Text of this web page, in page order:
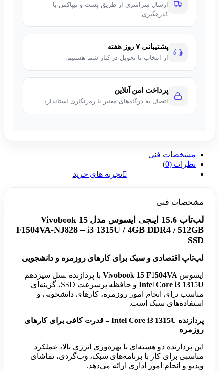
ارسال سراسری از طریق پست و تیپاکس با
کدرهگیری.
پشتیبانی ۷ روز هفته
از انتخاب تا تحویل در کنار شما هستیم.
پرداخت امن آنلاین
اتصال به درگاه‌های معتبر با رمزنگاری استاندارد.
مشخصات فنی
نظرات (0)
تجربه های خرید
مشخصات فنی
لپ‌تاپ 15.6 اینچی ایسوس مدل
Vivobook 15
F1504VA-NJ828 – i3 1315U / 4GB DDR4 / 512GB
SSD
لپ‌تاپ اقتصادی و سبک برای کارهای روزمره و دانشجویی
ایسوس Vivobook 15 F1504VA با پردازنده نسل سیزدهم
Intel Core i3 1315U
و حافظه پرسرعت SSD، گزینه‌ای
مناسب برای انجام امور روزمره، کارهای دانشجویی و
استفاده‌های سبک است.
پردازنده Intel Core i3 1315U – قدرت کافی برای کارهای
روزمره
این پردازنده دو هسته‌ای با بهره‌وری انرژی بالا، عملکرد
مناسبی برای کار با برنامه‌های سبک، وب‌گردی، تماشای
ویدیو و انجام امور اداری ارائه می‌دهد.